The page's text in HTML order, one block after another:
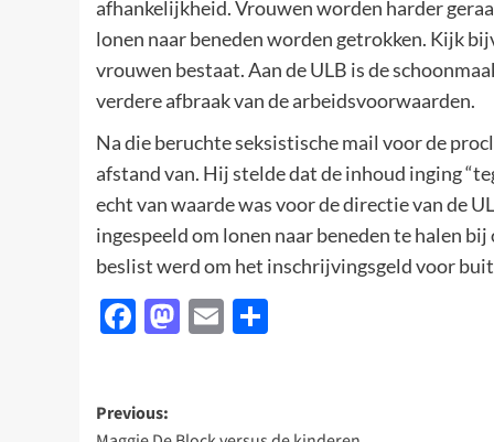
afhankelijkheid. Vrouwen worden harder
lonen naar beneden worden getrokken. Kijk
vrouwen bestaat. Aan de ULB is de
verdere afbraak van de arbeidsvoorwaarden.
Na die beruchte seksistische mail voor de
afstand van. Hij stelde dat de inhoud inging
echt van waarde was voor de directie van de
ingespeeld om lonen naar beneden te halen
beslist werd om het inschrijvingsgeld voor
Facebook
Mastodon
Email
Post
Previous: